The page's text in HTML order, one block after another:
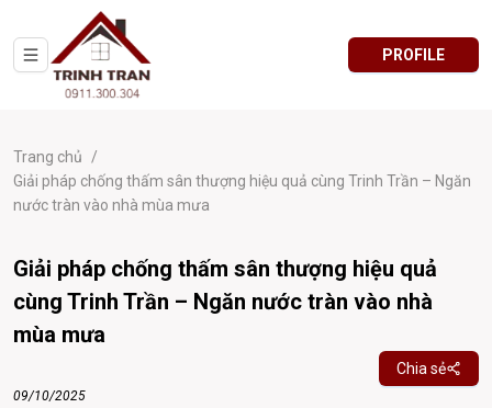
PROFILE
Trang chủ
/
Giải pháp chống thấm sân thượng hiệu quả cùng Trinh Trần – Ngăn
nước tràn vào nhà mùa mưa
Giải pháp chống thấm sân thượng hiệu quả
cùng Trinh Trần – Ngăn nước tràn vào nhà
mùa mưa
Chia sẻ
09/10/2025